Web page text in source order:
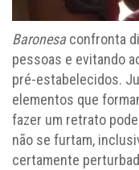
Baronesaconfronta
pessoas e evitando
pré-estabelecidos.
elementos que
fazer um retrato
não se furtam,
certamente